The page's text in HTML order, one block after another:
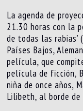
La agenda de
21.30 horas con la
de todas las
Países Bajos,
película, que
película de ficción,
niña de once años,
Lilibeth, al borde de